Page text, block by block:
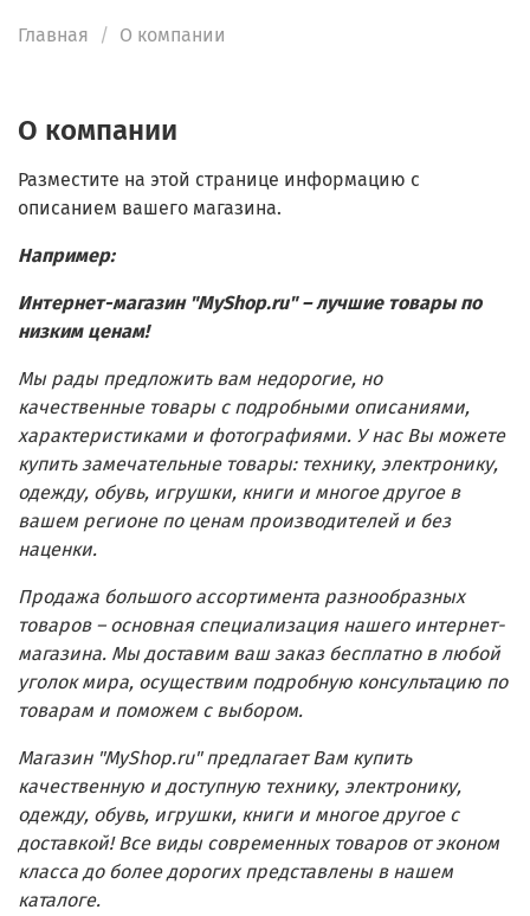
Главная О компании
О компании
Разместите на этой странице информацию с
описанием вашего магазина.
Например:
Интернет-магазин "MyShop.ru" – лучшие товары по
низким ценам!
Мы рады предложить вам недорогие, но
качественные товары с подробными описаниями,
характеристиками и фотографиями. У нас Вы можете
купить замечательные товары: технику, электронику,
одежду, обувь, игрушки, книги и многое другое в
вашем регионе по ценам производителей и без
наценки.
Продажа большого ассортимента разнообразных
товаров – основная специализация нашего интернет-
магазина. Мы доставим ваш заказ бесплатно в любой
уголок мира, осуществим подробную консультацию по
товарам и поможем с выбором.
Магазин "MyShop.ru" предлагает Вам купить
качественную и доступную технику, электронику,
одежду, обувь, игрушки, книги и многое другое с
доставкой! Все виды современных товаров от эконом
класса до более дорогих представлены в нашем
каталоге.